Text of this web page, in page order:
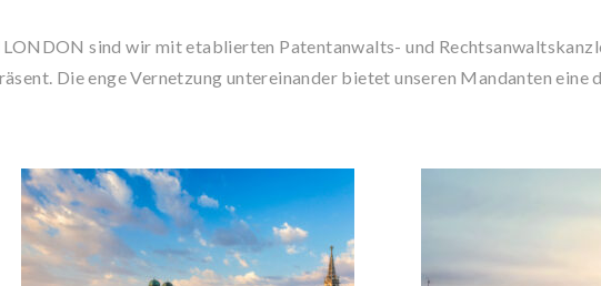
sind wir mit etablierten Patentanwalts- und
Die enge Vernetzung untereinander bietet unseren Mandanten